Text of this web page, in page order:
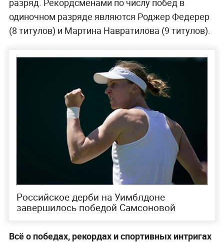
одиночном разряде являются Роджер Федерер
(8 титулов) и Мартина Навратилова (9 титулов).
Российское дерби на Уимблдоне
завершилось победой Самсоновой
Всё о победах, рекордах и спортивных интригах